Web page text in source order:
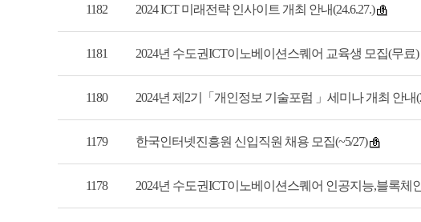
1182 2024 ICT 미래전략 인사이트 개최 안내(24.6.27.)
1181 2024년 수도권ICT이노베이션스퀘어 교육생 모집(무료)
1180 2024년 제2기「개인정보 기술포럼 」세미나 개최 안내
1179 한국인터넷진흥원 신입직원 채용 모집(~5/27)
1178 2024년 수도권ICT이노베이션스퀘어 인공지능,블록체